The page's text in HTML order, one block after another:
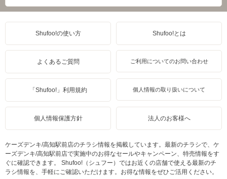
Shufoo!の使い方 Shufoo!とは
よくあるご質問 ご利用についてのお問い合わせ
「Shufoo!」利用規約 個人情報の取り扱いについて
個人情報保護方針 法人のお客様へ
ケーズデンキ/高知駅前店のチラシ情報を掲載しています。最新のチラシで、ケ
ーズデンキ/高知駅前店で実施中のお得なセールやキャンペーン、特売情報をす
ぐに確認できます。 Shufoo!（シュフー）ではお近くの店舗で使える最新のチ
ラシ情報を、手軽にご確認いただけます。お得な情報をぜひご活用ください。